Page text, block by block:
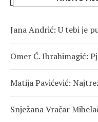
Jana Andrić: U tebi je
Omer Ć. Ibrahimagić:
Matija Pavićević:
Snježana Vračar